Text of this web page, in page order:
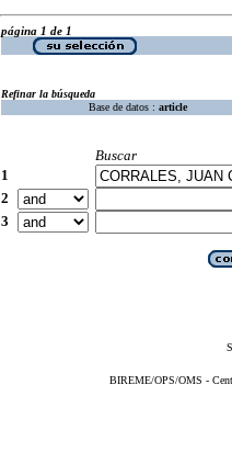
página 1 de 1
Refinar la búsqueda
Base de datos : article
Buscar
1
2
3
BIREME/OPS/OMS -